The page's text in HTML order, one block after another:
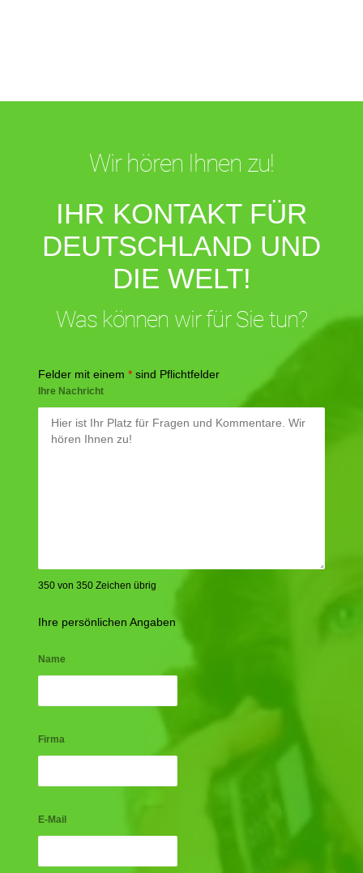
Wir hören Ihnen zu!
IHR KONTAKT FÜR
DEUTSCHLAND UND
DIE WELT!
Was können wir für Sie tun?
Felder mit einem * sind Pflichtfelder
Ihre Nachricht
350 von 350 Zeichen übrig
Ihre persönlichen Angaben
Name
Firma
E-Mail